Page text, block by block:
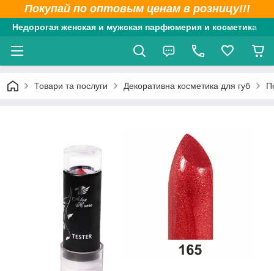
Покупай по оптовым ценам в розницу!!!
Недорогая женская и мужская парфюмерия и косметика
Товари та послуги Декоративна косметика для губ